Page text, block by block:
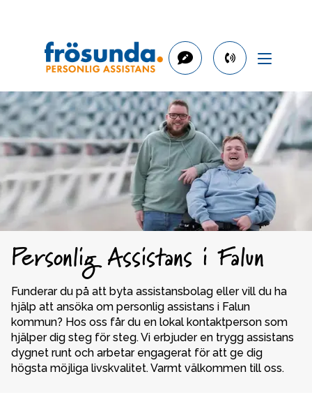
phone
08-
505
231
00
Personlig Assistans i Falun
Funderar du på att byta assistansbolag eller vill du ha
hjälp att ansöka om personlig assistans i Falun
kommun? Hos oss får du en lokal kontaktperson som
hjälper dig steg för steg. Vi erbjuder en trygg assistans
dygnet runt och arbetar engagerat för att ge dig
högsta möjliga livskvalitet. Varmt välkommen till oss.